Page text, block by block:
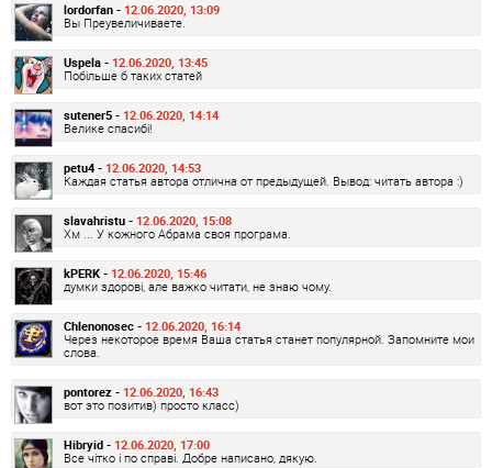
lordorfan - 12.06.2020, 13:09
Вы Преувеличиваете.
Uspela - 12.06.2020, 13:45
Побільше б таких статей
sutener5 - 12.06.2020, 14:14
Велике спасибі!
petu4 - 12.06.2020, 14:53
Каждая статья автора отлична от предыдущей. Вывод: читать автора :)
slavahristu - 12.06.2020, 15:08
Хм ... У кожного Абрама своя програма.
kPERK - 12.06.2020, 15:46
думки здорові, але важко читати, не знаю чому.
Chlenonosec - 12.06.2020, 16:14
Через некоторое время Ваша статья станет популярной. Запомните мои
слова.
pontorez - 12.06.2020, 16:43
вот это позитив) просто класс)
Hibryid - 12.06.2020, 17:00
Все чітко і по справі. Добре написано, дякую.